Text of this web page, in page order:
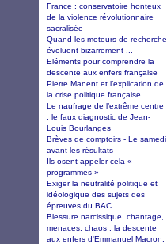
France : conservatoire honteux
de la violence révolutionnaire
sacralisée
Quand les moteurs de recherche
évoluent bizarrement ...
Eléments pour comprendre la
descente aux enfers française
Pierre Manent et l’explication de
la crise politique française
Le naufrage de l’extrême centre
: le faux diagnostic de Jean-
Louis Bourlanges
Brèves de comptoirs - Le samedi
avant les résultats
Ils osent appeler cela «
programmes »
Exiger la neutralité politique et
idéologique des sujets des
épreuves du BAC
Blessure narcissique, chantage,
menaces, chaos : la descente
aux enfers d'Emmanuel Macron.